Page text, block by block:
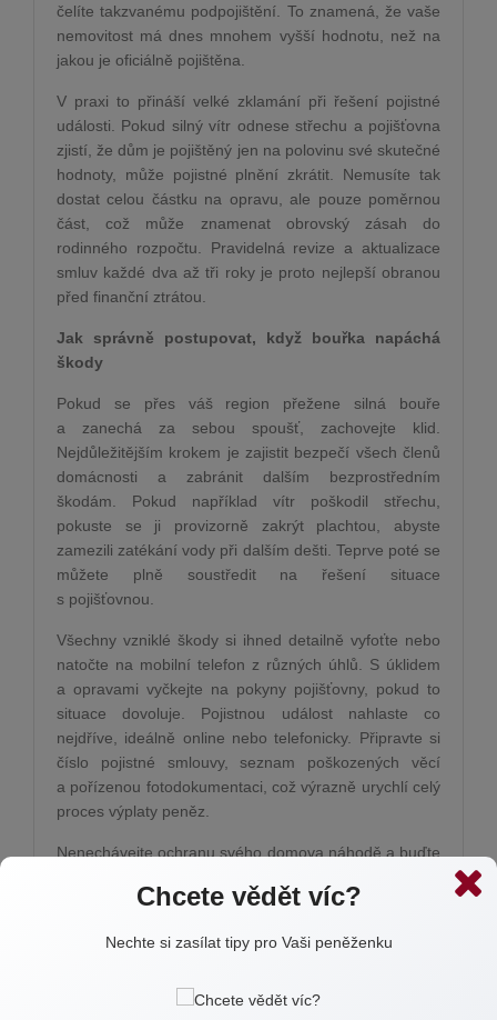
čelíte takzvanému podpojištění. To znamená, že vaše
nemovitost má dnes mnohem vyšší hodnotu, než na
jakou je oficiálně pojištěna.
V praxi to přináší velké zklamání při řešení pojistné
události. Pokud silný vítr odnese střechu a pojišťovna
zjistí, že dům je pojištěný jen na polovinu své skutečné
hodnoty, může pojistné plnění zkrátit. Nemusíte tak
dostat celou částku na opravu, ale pouze poměrnou
část, což může znamenat obrovský zásah do
rodinného rozpočtu. Pravidelná revize a aktualizace
smluv každé dva až tři roky je proto nejlepší obranou
před finanční ztrátou.
Jak správně postupovat, když bouřka napáchá
škody
Pokud se přes váš region přežene silná bouře
a zanechá za sebou spoušť, zachovejte klid.
Nejdůležitějším krokem je zajistit bezpečí všech členů
domácnosti a zabránit dalším bezprostředním
škodám. Pokud například vítr poškodil střechu,
pokuste se ji provizorně zakrýt plachtou, abyste
zamezili zatékání vody při dalším dešti. Teprve poté se
můžete plně soustředit na řešení situace
s pojišťovnou.
Všechny vzniklé škody si ihned detailně vyfoťte nebo
natočte na mobilní telefon z různých úhlů. S úklidem
a opravami vyčkejte na pokyny pojišťovny, pokud to
situace dovoluje. Pojistnou událost nahlaste co
nejdříve, ideálně online nebo telefonicky. Připravte si
číslo pojistné smlouvy, seznam poškozených věcí
a pořízenou fotodokumentaci, což výrazně urychlí celý
proces výplaty peněz.
Nenechávejte ochranu svého domova náhodě a buďte
Pokud si nejste jistí, zda vaše stávající smlouva stále
na mě obrátit prostřednictvím uvedených kontaktů.
jistotu, že je váš majetek bezpečně chráněn.
Chcete vědět víc?
Nechte si zasílat tipy pro Vaši peněženku